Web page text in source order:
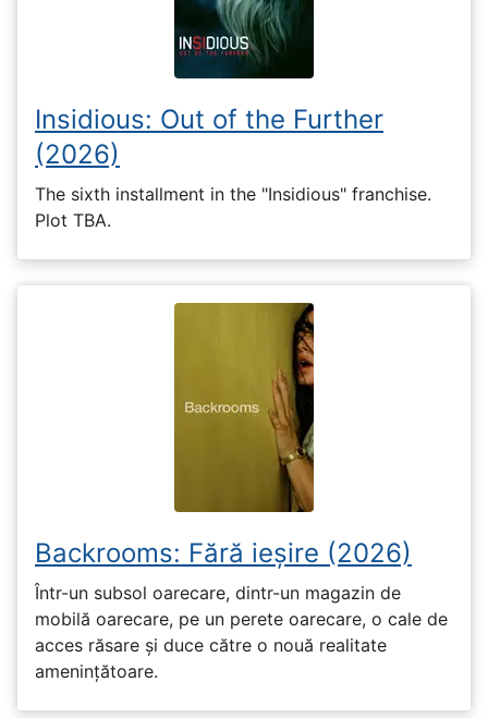
Insidious: Out of the Further
(2026)
The sixth installment in the "Insidious" franchise.
Plot TBA.
Backrooms: Fără ieșire (2026)
Într-un subsol oarecare, dintr-un magazin de
mobilă oarecare, pe un perete oarecare, o cale de
acces răsare și duce către o nouă realitate
amenințătoare.